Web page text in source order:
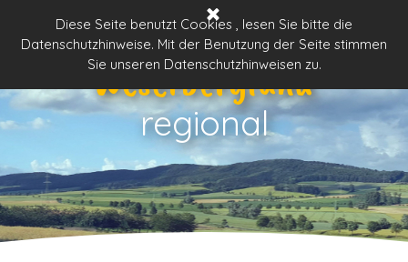
Diese Seite benutzt Cookies , lesen Sie bitte die
Datenschutzhinweise. Mit der Benutzung der Seite stimmen
Sie unseren Datenschutzhinweisen zu.
Menü überspringen
Weserbergland
regional